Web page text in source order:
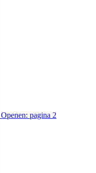
Openen: pagina 2